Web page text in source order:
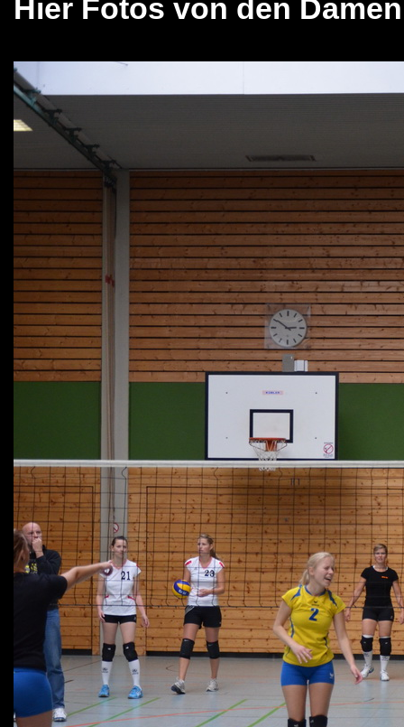
Hier Fotos von den